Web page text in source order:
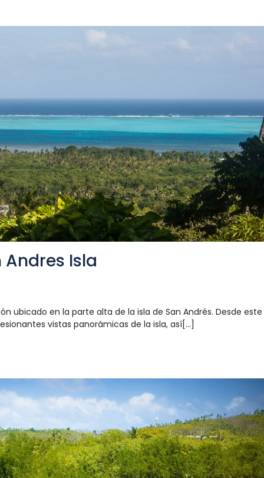
Isla
ubicado en la parte alta de la isla de San Andrés. Desde este
vistas panorámicas de la isla, así[...]